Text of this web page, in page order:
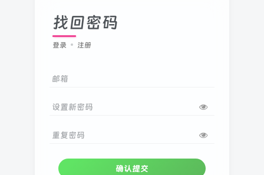
找回密码
登录 注册
邮箱
设置新密码
重复密码
确认提交